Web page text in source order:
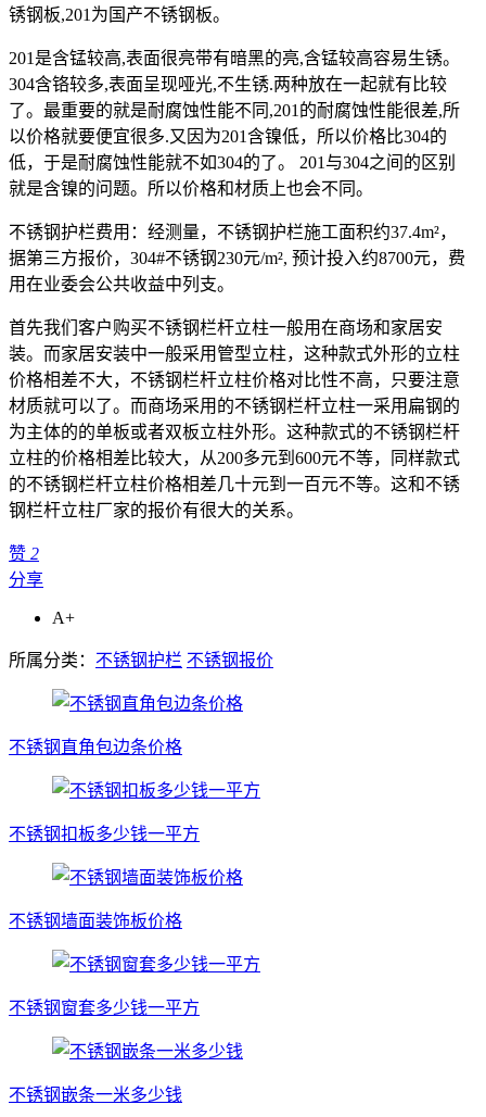
锈钢板,201为国产不锈钢板。
201是含锰较高,表面很亮带有暗黑的亮,含锰较高容易生锈。
304含铬较多,表面呈现哑光,不生锈.两种放在一起就有比较
了。最重要的就是耐腐蚀性能不同,201的耐腐蚀性能很差,所
以价格就要便宜很多.又因为201含镍低，所以价格比304的
低，于是耐腐蚀性能就不如304的了。 201与304之间的区别
就是含镍的问题。所以价格和材质上也会不同。
不锈钢护栏费用：经测量，不锈钢护栏施工面积约37.4m²，
据第三方报价，304#不锈钢230元/m², 预计投入约8700元，费
用在业委会公共收益中列支。
首先我们客户购买不锈钢栏杆立柱一般用在商场和家居安
装。而家居安装中一般采用管型立柱，这种款式外形的立柱
价格相差不大，不锈钢栏杆立柱价格对比性不高，只要注意
材质就可以了。而商场采用的不锈钢栏杆立柱一采用扁钢的
为主体的的单板或者双板立柱外形。这种款式的不锈钢栏杆
立柱的价格相差比较大，从200多元到600元不等，同样款式
的不锈钢栏杆立柱价格相差几十元到一百元不等。这和不锈
钢栏杆立柱厂家的报价有很大的关系。
赞 2
分享
A+
所属分类： 不锈钢护栏 不锈钢报价
不锈钢直角包边条价格
不锈钢扣板多少钱一平方
不锈钢墙面装饰板价格
不锈钢窗套多少钱一平方
不锈钢嵌条一米多少钱